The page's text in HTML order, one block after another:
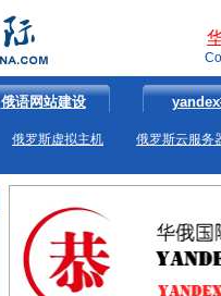
俄语网站建设
俄罗斯虚拟主机 俄罗斯云服务